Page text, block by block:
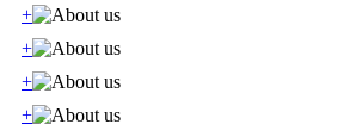
+
+
+
+